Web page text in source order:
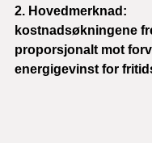
2. Hovedmerknad:
kostnadsøkningene
proporsjonalt mot
energigevinst for